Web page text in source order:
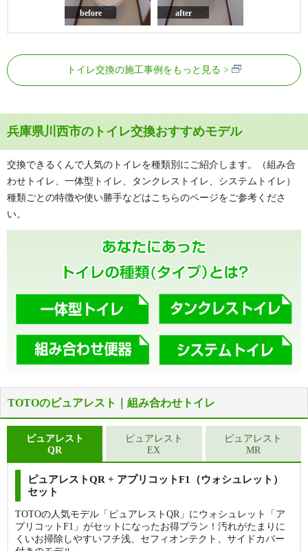
before after
トイレ交換の施工事例をもっと見る
兵庫県川西市のトイレ交換おすすめモデル
交換できるくんで人気のトイレを種類別にご紹介します。（組み合
わせトイレ、一体型トイレ、タンクレストイレ、システムトイレ）
種類ごとの特徴や使い勝手などはこちらのページをご参考くださ
い。
TOTOのピュアレスト｜組み合わせトイレ
ピュアレスト
QR
ピュアレストQR + アプリコットF1（ウォシュレット）
セット
TOTOの人気モデル「ピュアレストQR」にウォシュレット「ア
プリコットF1」がセットになったお得プラン！汚れがたまりに
くいお掃除しやすいフチ浅、セフィオンテクト、サイドカバー
ピュアレスト
EX
ピュアレスト
MR